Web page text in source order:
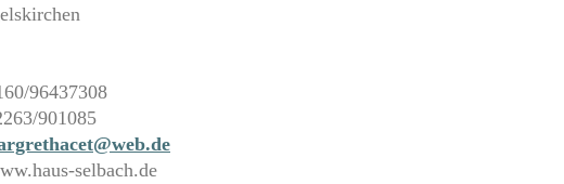
96437308
901085
selbach.de